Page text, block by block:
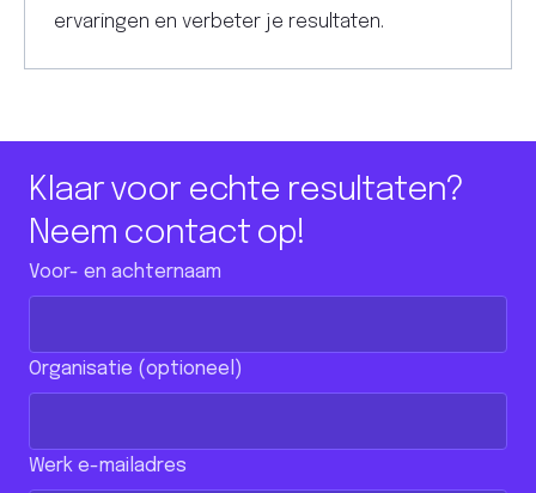
ervaringen en verbeter je resultaten.
Klaar voor echte resultaten?
Neem contact op!
Voor- en achternaam
Organisatie (optioneel)
Werk e-mailadres